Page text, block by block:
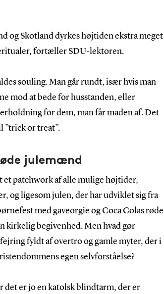
og Skotland dyrkes højtiden ekstra meget
fortæller SDU-lektoren.
souling. Man går rundt, især hvis man
mod at bede for husstanden, eller
for dem, man får maden af. Det
”trick or treat”.
julemænd
patchwork af alle mulige højtider,
og ligesom julen, der har udviklet sig fra
med gaveorgie og Coca Colas røde
kirkelig begivenhed. Men hvad gør
fyldt af overtro og gamle myter, der i
egen selvforståelse?
det er jo en katolsk blindtarm, der er